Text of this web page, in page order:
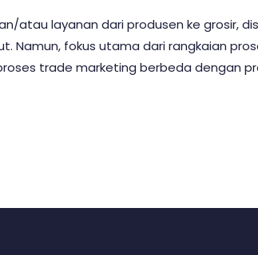
atau layanan dari produsen ke grosir,
fokus utama dari rangkaian
trade marketing berbeda dengan